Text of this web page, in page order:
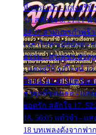
หิ้วกระเป๋า - แสงสุรีย์
รัก สลักใจ 8. 21:21
24:27 สามเณรกำพร้
เวลาไปหาเมียน้อย -
ธรรม - ศรเพชร ศรสุ
- แสงสุรีย์ รุ่งโรจน์
ใจ 14. 42:49 ไอ้หวัง
ธาตุแท้ของเธอ - แสง
ยอดรัก สลักใจ 17.
18. 56:05 แต๋วจ๋า - แ
18 บทเพลงดังจากฟา